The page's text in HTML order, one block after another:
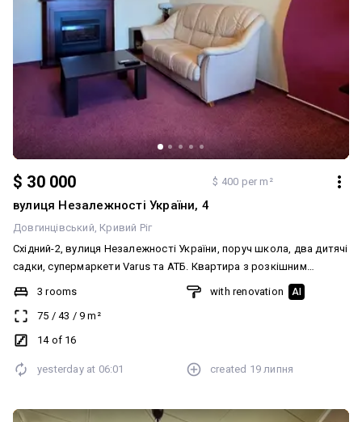
$ 30 000 $ 400 per m²
вулиця Незалежності України, 4
Довгинцівський Кривий Ріг
Східний-2, вулиця Незалежності України, поруч школа, два дитячі
садки, супермаркети Varus та АТБ. Квартира з розкішним
краєвидом з вікна, 14/16 поверх. Кімнати роздільні, санвузол
роздільний. У хорошому стані, зроблено ремонт. Частково
залишаються вбудовані меблі. Замінено проводку та сантехніку,
є всі лічильники. Документи готові до продажу. Без боргів. ☎️
3 rooms
75 / 43 / 9 m²
14 of 16
with renovation AI
yesterday at 06:01 created 19 липня